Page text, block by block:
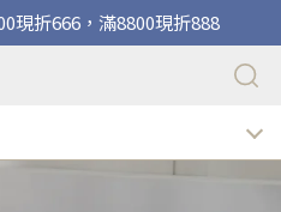
現折666，滿8800現折888